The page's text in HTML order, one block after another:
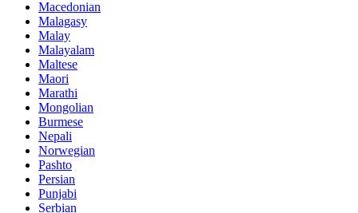
Macedonian
Malagasy
Malay
Malayalam
Maltese
Maori
Marathi
Mongolian
Burmese
Nepali
Norwegian
Pashto
Persian
Punjabi
Serbian